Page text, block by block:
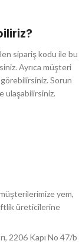
sipariş kodu ile bu
Ayrıca müşteri
Sorun
ulaşabilirsiniz.
yem,
üreticilerine
2206 Kapı No 47/b